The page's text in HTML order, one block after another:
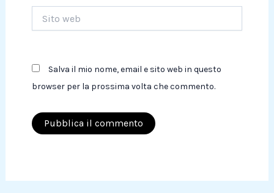
web
Salva il mio nome, email e sito web in questo
browser per la prossima volta che commento.